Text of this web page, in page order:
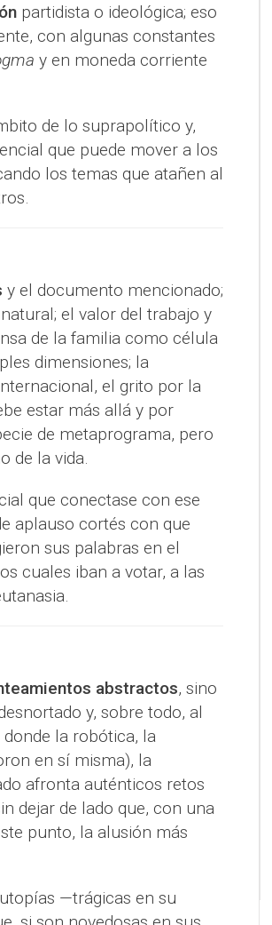
partidista o ideológica; eso
con algunas constantes
y en moneda corriente
de lo suprapolítico y,
que puede mover a los
los temas que atañen al
y el documento mencionado;
el valor del trabajo y
de la familia como célula
dimensiones; la
el grito por la
estar más allá y por
de metaprograma, pero
de la vida.
que conectase con ese
aplauso cortés con que
sus palabras en el
cuales iban a votar, a las
abstractos, sino
y, sobre todo, al
la robótica, la
en sí misma), la
afronta auténticos retos
dejar de lado que, con una
punto, la alusión más
—trágicas en su